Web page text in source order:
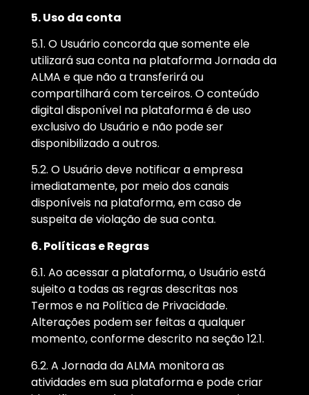
5. Uso da conta
5.1. O Usuário concorda que somente ele
utilizará sua conta na plataforma Jornada da
ALMA e que não a transferirá ou
compartilhará com terceiros. O conteúdo
digital disponível na plataforma é de uso
exclusivo do Usuário e não pode ser
disponibilizado a outros.
5.2. O Usuário deve notificar a empresa
imediatamente, por meio dos canais
disponíveis na plataforma, em caso de
suspeita de violação de sua conta.
6. Políticas e Regras
6.1. Ao acessar a plataforma, o Usuário está
sujeito a todas as regras descritas nos
Termos e na Política de Privacidade.
Alterações podem ser feitas a qualquer
momento, conforme descrito na seção 12.1.
6.2. A Jornada da ALMA monitora as
atividades em sua plataforma e pode criar